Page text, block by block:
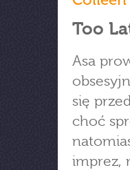
Too
Asa
się
choć
imprez,